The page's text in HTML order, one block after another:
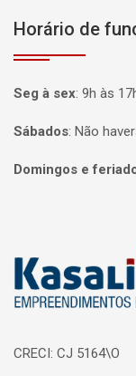
Horário de
Seg à sex: 9h às
Sábados: Não
Domingos e
CRECI: CJ 5164\O